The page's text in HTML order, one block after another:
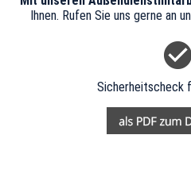
Ihnen. Rufen Sie uns gerne an
Sicherheitscheck